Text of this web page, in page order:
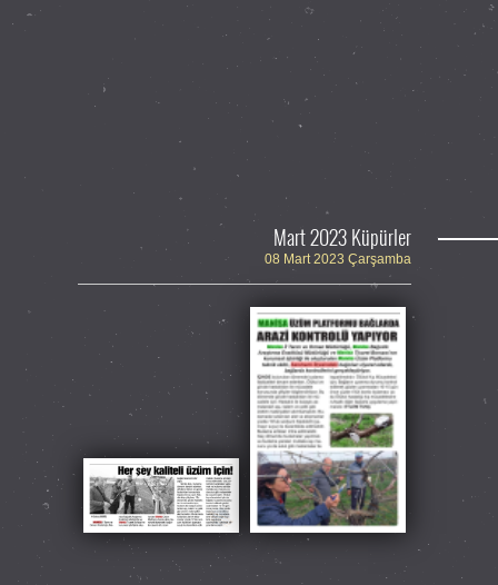
Mart 2023 Küpürler
08 Mart 2023 Çarşamba